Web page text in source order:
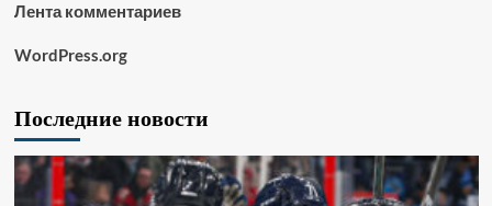
Лента комментариев
WordPress.org
Последние новости